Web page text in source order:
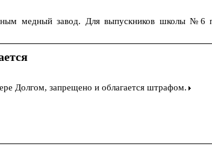
медный завод. Для выпускников школы №6
Долгом, запрещено и облагается штрафом.